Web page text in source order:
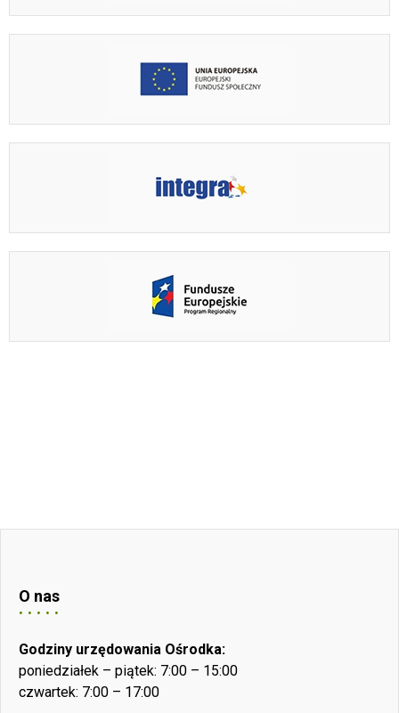
O nas
Godziny urzędowania Ośrodka:
poniedziałek – piątek: 7:00 – 15:00
czwartek: 7:00 – 17:00